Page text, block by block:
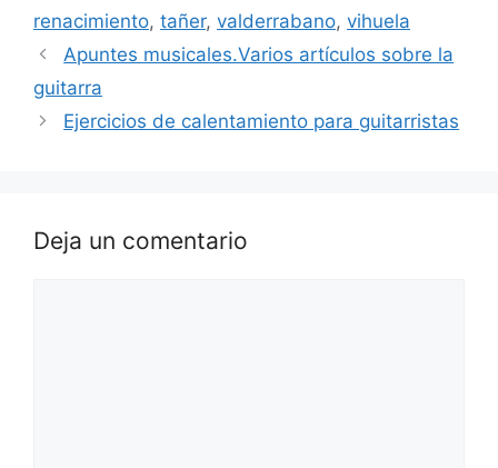
renacimiento, tañer, valderrabano, vihuela
Apuntes musicales.Varios artículos sobre la
guitarra
Ejercicios de calentamiento para guitarristas
Deja un comentario